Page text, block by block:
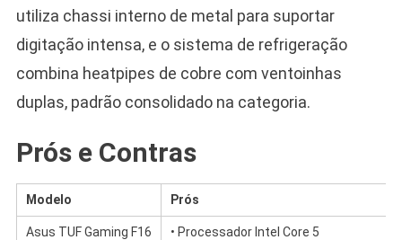
utiliza chassi interno de metal para suportar
digitação intensa, e o sistema de refrigeração
combina heatpipes de cobre com ventoinhas
duplas, padrão consolidado na categoria.
Prós e Contras
Modelo Prós
Asus TUF Gaming F16
• Processador Intel Core 5